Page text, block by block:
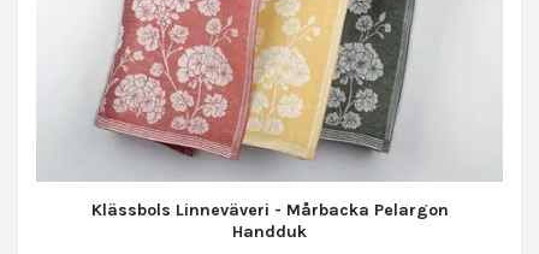
Klässbols Linneväveri - Mårbacka Pelargon
Handduk